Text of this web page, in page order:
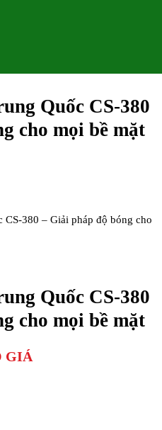
Quốc CS-380
cho mọi bề mặt
380 – Giải pháp độ bóng cho
Quốc CS-380
cho mọi bề mặt
GIÁ